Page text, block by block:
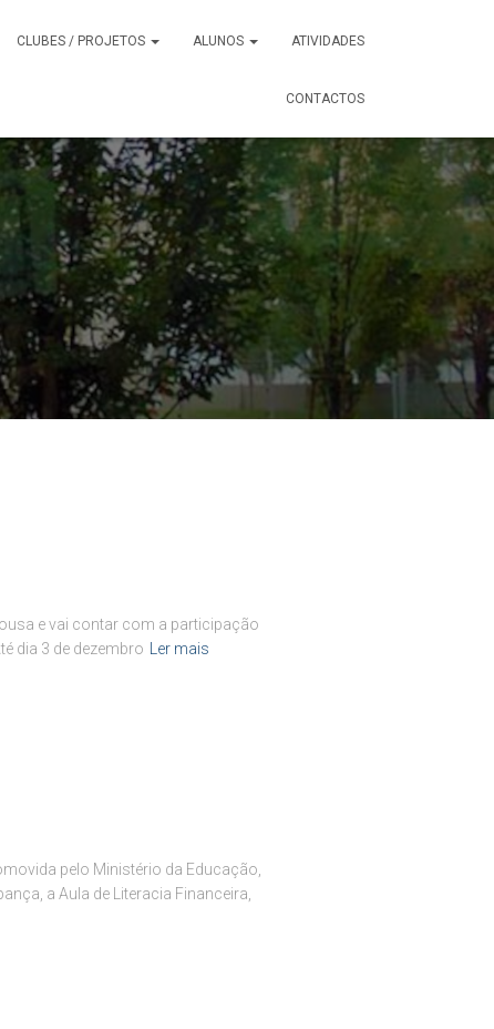
CLUBES / PROJETOS ALUNOS ATIVIDADES
CONTACTOS
e vai contar com a participação
dia 3 de dezembro
Ler mais
pelo Ministério da Educação,
a Aula de Literacia Financeira,